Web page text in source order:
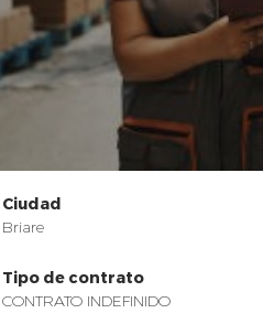
Seguridad de
Ciudad
Briare
Tipo de contrato
CONTRATO INDEFINIDO